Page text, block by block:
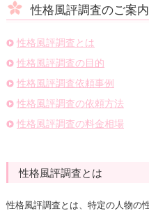
性格風評調査のご案内
性格風評調査とは
性格風評調査の目的
性格風評調査依頼事例
性格風評調査の依頼方法
性格風評調査の料金相場
性格風評調査とは
性格風評調査とは、特定の人物の